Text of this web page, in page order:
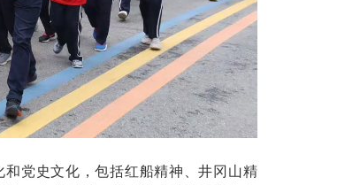
党史文化，包括红船精神、井冈山精